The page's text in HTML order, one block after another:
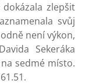
zlepšit
svůj
není výkon,
Sekeráka
sedmé místo.